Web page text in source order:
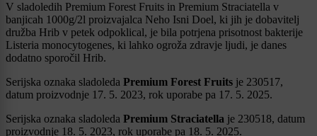
V sladoledih Premium Forest Fruits in Premium Straciatella v
banjicah 1000g/2l proizvajalca Neho Isni Doel, ki jih je dobavitelj
družba Hrib v petek odpoklical, je bila potrjena prisotnost bakterije
Listeria monocytogenes, ki lahko ogroža zdravje ljudi, je danes
dodatno sporočil Hrib.
Serijska oznaka sladoleda Premium Forest Fruits je 230517,
datum proizvodnje 17. 5. 2023, rok uporabe pa 17. 5. 2025.
Serijska oznaka sladoleda Premium Straciatella je 230518, datum
proizvodnje 18. 5. 2023, rok uporabe pa 18. 5. 2025.